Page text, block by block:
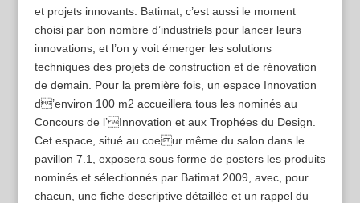
et projets innovants. Batimat, c’est aussi le moment
choisi par bon nombre d’industriels pour lancer leurs
innovations, et l’on y voit émerger les solutions
techniques des projets de construction et de rénovation
de demain. Pour la première fois, un espace Innovation
d’environ 100 m2 accueillera tous les nominés au
Concours de l’Innovation et aux Trophées du Design.
Cet espace, situé au coeur même du salon dans le
pavillon 7.1, exposera sous forme de posters les produits
nominés et sélectionnés par Batimat 2009, avec, pour
chacun, une fiche descriptive détaillée et un rappel du